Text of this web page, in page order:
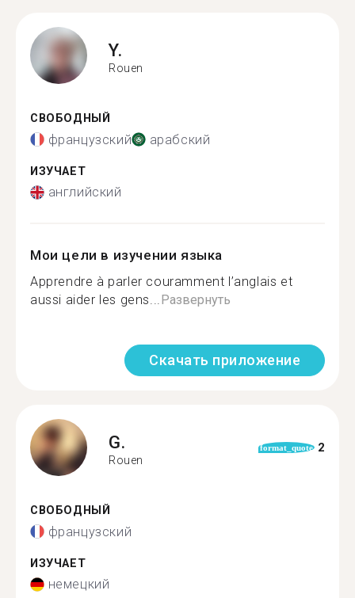
Y.
Rouen
СВОБОДНЫЙ
французский арабский
ИЗУЧАЕТ
английский
Мои цели в изучении языка
Apprendre à parler couramment l’anglais et
aussi aider les gens...Развернуть
Скачать приложение
G.
Rouen
format_quote 2
СВОБОДНЫЙ
французский
ИЗУЧАЕТ
немецкий